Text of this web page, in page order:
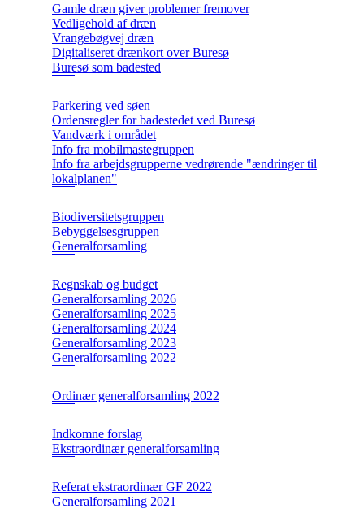
Gamle dræn giver problemer fremover
Vedligehold af dræn
Vrangebøgvej dræn
Digitaliseret drænkort over Buresø
Buresø som badested
Parkering ved søen
Ordensregler for badestedet ved Buresø
Vandværk i området
Info fra mobilmastegruppen
Info fra arbejdsgrupperne vedrørende "ændringer til
lokalplanen"
Biodiversitetsgruppen
Bebyggelsesgruppen
Generalforsamling
Regnskab og budget
Generalforsamling 2026
Generalforsamling 2025
Generalforsamling 2024
Generalforsamling 2023
Generalforsamling 2022
Ordinær generalforsamling 2022
Indkomne forslag
Ekstraordinær generalforsamling
Referat ekstraordinær GF 2022
Generalforsamling 2021